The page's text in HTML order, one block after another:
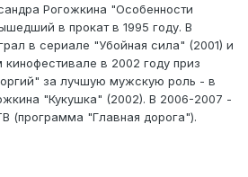
Рогожкина "Особенности
в прокат в 1995 году. В
в сериале "Убойная сила" (2001) и
в 2002 году приз
за лучшую мужскую роль - в
"Кукушка" (2002). В 2006-2007 -
(программа "Главная дорога").